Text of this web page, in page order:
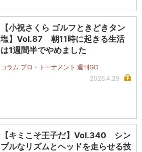
【小祝さくら ゴルフときどきタン
塩】Vol.87 朝11時に起きる生活
は1週間半でやめました
コラム プロ・トーナメント 週刊GD
2026.4.29
【キミこそ王子だ】Vol.340 シン
プルなリズムとヘッドを走らせる技